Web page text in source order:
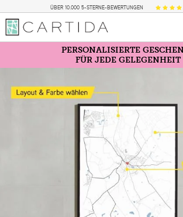
ÜBER 10.000 5-STERNE-BEWERTUNGEN
PERSONALISIERTE
FÜR JEDE GELEGENHEIT